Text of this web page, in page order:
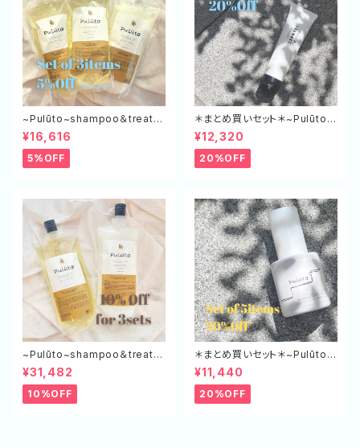
~Pulūto~shampoo＆treatm
ent エコボトル（SP×２,TR×１）
¥16,616
5%OFF
＊まとめ買いセット＊~Pulūto~
ケアミルク+ 5本セット
¥12,320
20%OFF
~Pulūto~shampoo＆treatm
ent エコボトル（SP×3,TR×3）
¥31,482
10%OFF
＊まとめ買いセット＊~Pulūto~
マルチスタイリングオイル 5本
セット
¥11,440
20%OFF